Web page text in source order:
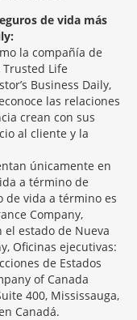
de vida más
la compañía de
Life
Business Daily,
las relaciones
crean con sus
al cliente y la
únicamente en
a término de
de vida a término es
Company,
el estado de Nueva
Oficinas ejecutivas:
de Estados
of Canada
400, Mississauga,
Canadá.